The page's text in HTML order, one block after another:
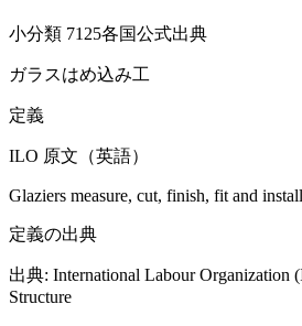
小分類 7125各国公式出典
ガラスはめ込み工
定義
ILO 原文（英語）
Glaziers measure, cut, finish, fit and
定義の出典
出典: International Labour
Structure